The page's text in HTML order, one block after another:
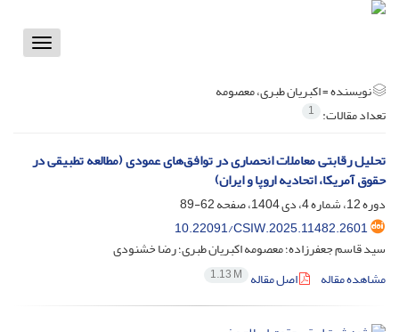
Toggle
نویسنده =اکبریان طبری، معصومه
تعداد مقالات: 1
تحلیل رقابتی معاملات انحصاری در توافق‌های عمودی (مطالعه تطبیقی در
حقوق آمریکا، اتحادیه اروپا و ایران)
دوره 12، شماره 4، دی 1404، صفحه
62-89
10.22091/CSIW.2025.11482.2601
سید قاسم جعفرزاده؛ معصومه اکبریان طبری؛ رضا خشنودی
مشاهده مقاله
اصل مقاله 1.13 M